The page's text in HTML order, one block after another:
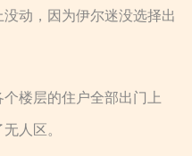
动，因为伊尔迷没选择出
楼层的住户全部出门上
人区。